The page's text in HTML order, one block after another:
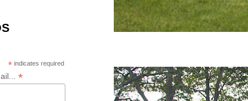
* indicates required
*